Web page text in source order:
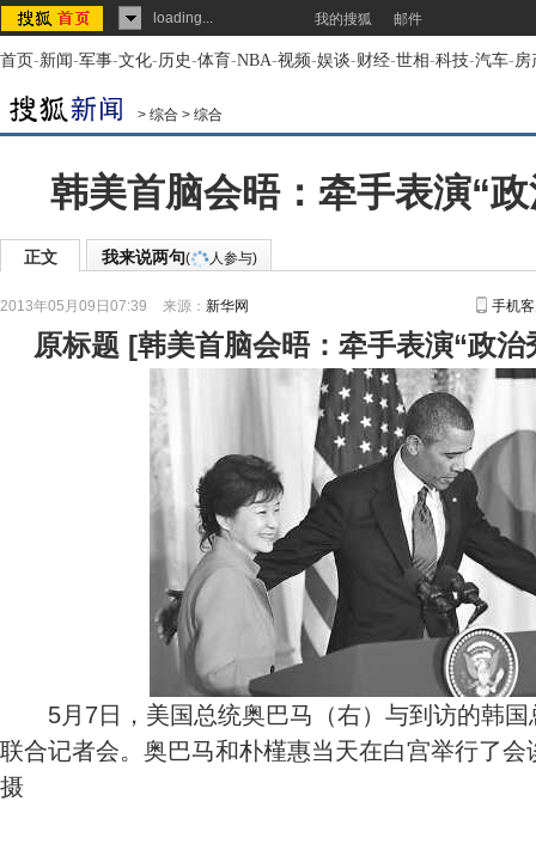
loading... 我的搜狐 邮件
首页-新闻-军事-文化-历史-体育-NBA-视频-娱谈-财经-世相-科技-汽车-房
> 综合 > 综合
韩美首脑会晤：牵手表演“
正文 我来说两句( 人参与)
2013年05月09日07:39 来源： 新华网 手机
原标题 [韩美首脑会晤：牵手表演“政治
5月7日，美国总统奥巴马（右）与到访的韩国
联合记者会。奥巴马和朴槿惠当天在白宫举行了
摄